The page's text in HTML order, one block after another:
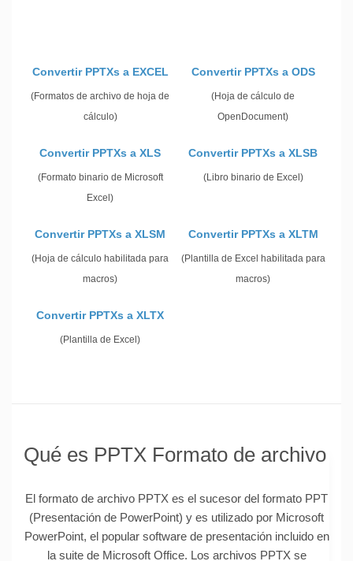
Convertir PPTXs a EXCEL
(Formatos de archivo de hoja de
cálculo)
Convertir PPTXs a ODS
(Hoja de cálculo de
OpenDocument)
Convertir PPTXs a XLS
(Formato binario de Microsoft
Excel)
Convertir PPTXs a XLSB
(Libro binario de Excel)
Convertir PPTXs a XLSM
(Hoja de cálculo habilitada para
macros)
Convertir PPTXs a XLTM
(Plantilla de Excel habilitada para
macros)
Convertir PPTXs a XLTX
(Plantilla de Excel)
Qué es PPTX Formato de archivo
El formato de archivo PPTX es el sucesor del formato PPT
(Presentación de PowerPoint) y es utilizado por Microsoft
PowerPoint, el popular software de presentación incluido en
la suite de Microsoft Office. Los archivos PPTX se